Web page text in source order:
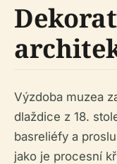
Výzdoba muzea
dlaždice z 18.
basreliéfy a
jako je procesní